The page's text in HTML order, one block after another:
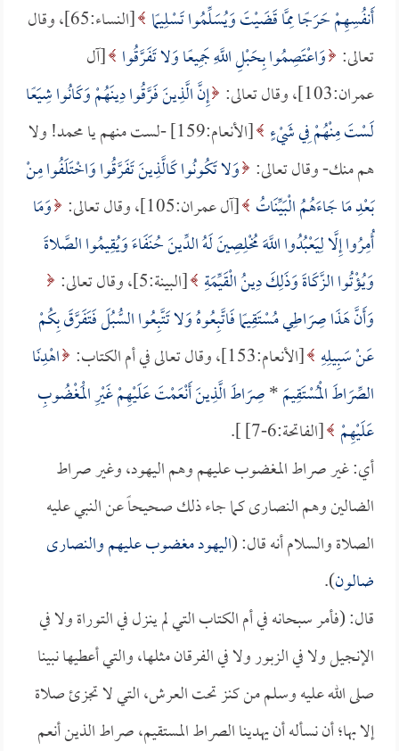
أَنفُسِهِمْ حَرَجًا مِمَّا قَضَيْتَ وَيُسَلِّمُوا تَسْلِيمًا
[النساء:65]، وقال
تعالى: وَاعْتَصِمُوا بِحَبْلِ اللَّهِ جَمِيعًا وَلا تَفَرَّقُوا [آل
عمران:103]، وقال تعالى:
إِنَّ الَّذِينَ فَرَّقُوا دِينَهُمْ وَكَانُوا شِيَعًا
لَسْتَ مِنْهُمْ فِي شَيْءٍ
[الأنعام:159] -لست منهم يا محمد! ولا
هم منك- وقال تعالى: وَلا تَكُونُوا كَالَّذِينَ تَفَرَّقُوا وَاخْتَلَفُوا مِنْ
بَعْدِ مَا جَاءَهُمُ الْبَيِّنَاتُ [آل عمران:105]، وقال تعالى:
وَمَا
أُمِرُوا إِلَّا لِيَعْبُدُوا اللَّهَ مُخْلِصِينَ لَهُ الدِّينَ حُنَفَاءَ وَيُقِيمُوا الصَّلاةَ
وَيُؤْتُوا الزَّكَاةَ وَذَلِكَ دِينُ الْقَيِّمَةِ [البينة:5]، وقال تعالى:
وَأَنَّ هَذَا صِرَاطِي مُسْتَقِيمًا فَاتَّبِعُوهُ وَلا تَتَّبِعُوا السُّبُلَ فَتَفَرَّقَ بِكُمْ
عَنْ سَبِيلِهِ [الأنعام:153]، وقال تعالى في أم الكتاب:
اهْدِنَا
الصِّرَاطَ الْمُسْتَقِيمَ*صِرَاطَ الَّذِينَ أَنْعَمْتَ عَلَيْهِمْ غَيْرِ الْمَغْضُوبِ
عَلَيْهِمْ [الفاتحة:6-7] ].
أي: غير صراط المغضوب عليهم وهم اليهود، وغير صراط
الضالين وهم النصارى كما جاء ذلك صحيحاً عن النبي عليه
الصلاة والسلام أنه قال: (اليهود مغضوب عليهم والنصارى
ضالون).
قال: (فأمر سبحانه في أم الكتاب التي لم ينزل في التوراة ولا في
الإنجيل ولا في الزبور ولا في الفرقان مثلها، والتي أعطيها نبينا
صلى الله عليه وسلم من كنز تحت العرش، التي لا تجزئ صلاة
إلا بها؛ أن نسأله أن يهدينا الصراط المستقيم، صراط الذين أنعم